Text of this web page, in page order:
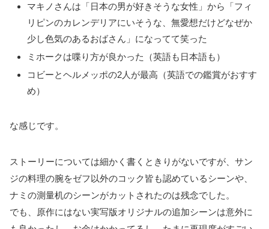
マキノさんは「日本の男が好きそうな女性」から「フィ
リピンのカレンデリアにいそうな、無愛想だけどなぜか
少し色気のあるおばさん」になってて笑った
ミホークは喋り方が良かった（英語も日本語も）
コビーとヘルメッポの2人が最高（英語での鑑賞がおすす
め）
な感じです。
ストーリーについては細かく書くときりがないですが、 サン
ジの料理の腕をゼフ以外のコック皆も認めているシーンや、
ナミの測量机のシーンがカットされたのは残念でした。
でも、原作にはない実写版オリジナルの追加シーンは意外に